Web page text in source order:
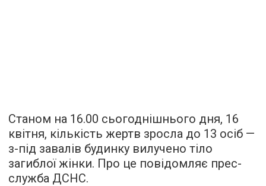
Станом на 16.00 сьогоднішнього дня, 16
квітня, кількість жертв зросла до 13 осіб —
з-під завалів будинку вилучено тіло
загиблої жінки. Про це повідомляє прес-
служба ДСНС.